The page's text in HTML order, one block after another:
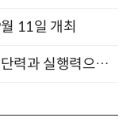
11일 개최
“문서에 묻힌 지식을 꺼내, 회사의 판단력과 실행력으로 바꾸다” (8/20)